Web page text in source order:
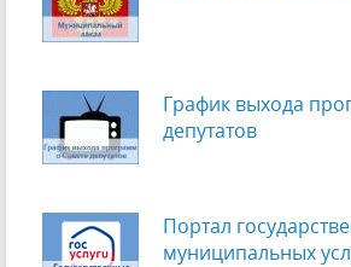
График выхода
депутатов
Портал
муниципальных